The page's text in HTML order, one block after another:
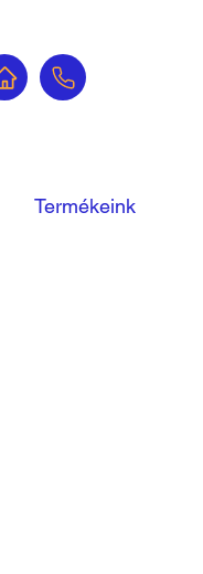
Termékeink